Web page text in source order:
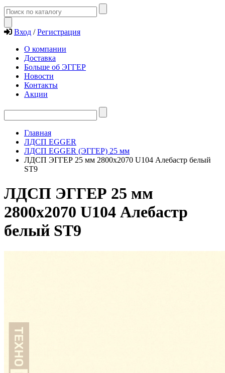
Вход / Регистрация
О компании
Доставка
Больше об ЭГГЕР
Новости
Контакты
Акции
Главная
ЛДСП EGGER
ЛДСП EGGER (ЭГГЕР) 25 мм
ЛДСП ЭГГЕР 25 мм 2800х2070 U104 Алебастр белый
ST9
ЛДСП ЭГГЕР 25 мм
2800х2070 U104 Алебастр
белый ST9